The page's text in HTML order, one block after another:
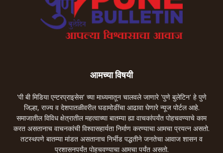
आमच्या विषयी
'पी बी मिडिया एन्टरप्राइसेस' च्या माध्यमातून चालवले जाणारे 'पुणे बुलेटिन' हे पुणे
जिल्हा, राज्य व देशपातळीवरील घडामोडींचा आढावा घेणारे न्यूज पोर्टल आहे.
समाजातील विविध क्षेत्रातील महत्वाच्या बातम्या ह्या वाचकांपर्यंत पोहचवण्याचे काम
करत असतानाच वाचनकांची विश्वासहार्यता निर्माण करण्याचा आमचा प्रयत्न असतो.
तटस्थपणे बातम्या मांडत असतानाच निर्भीड पद्धतीने जनतेचा आवाज शासन व
प्रशासनपर्यंत पोहचवण्याचा आमचा पर्यंत असतो.